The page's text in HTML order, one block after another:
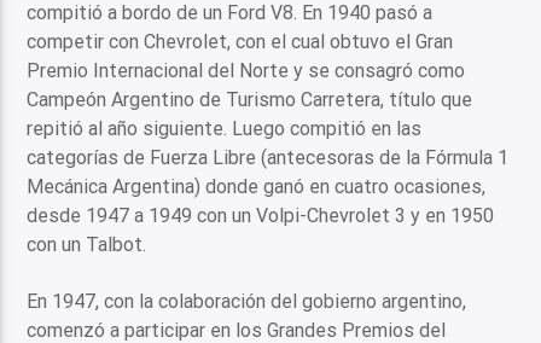
compitió a bordo de un Ford V8. En 1940 pasó a
competir con Chevrolet, con el cual obtuvo el Gran
Premio Internacional del Norte y se consagró como
Campeón Argentino de Turismo Carretera, título que
repitió al año siguiente. Luego compitió en las
categorías de Fuerza Libre (antecesoras de la Fórmula 1
Mecánica Argentina) donde ganó en cuatro ocasiones,
desde 1947 a 1949 con un Volpi-Chevrolet 3 y en 1950
con un Talbot.
En 1947, con la colaboración del gobierno argentino,
comenzó a participar en los Grandes Premios del